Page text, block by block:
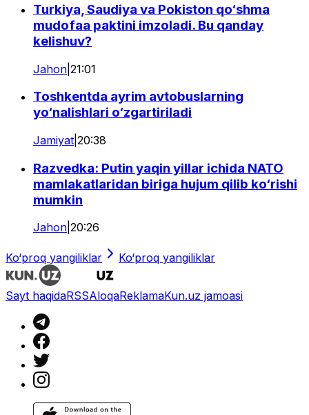
Turkiya, Saudiya va Pokiston qo‘shma
mudofaa paktini imzoladi. Bu qanday
kelishuv?
Jahon 21:01
Toshkentda ayrim avtobuslarning
yo‘nalishlari o‘zgartiriladi
Jamiyat 20:38
Razvedka: Putin yaqin yillar ichida NATO
mamlakatlaridan biriga hujum qilib ko‘rishi
mumkin
Jahon 20:26
Ko‘proq yangiliklar Ko‘proq yangiliklar
Sayt haqidaRSSAloqaReklamaKun.uz jamoasi